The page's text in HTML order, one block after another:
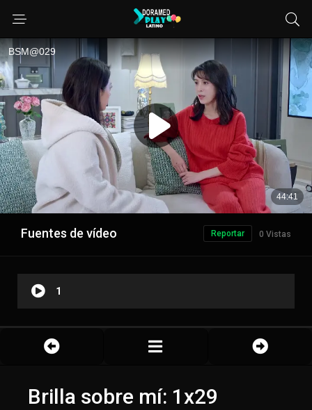
Fuentes de vídeo 0 Vistas
Reportar
1
Brilla sobre mí: 1x29